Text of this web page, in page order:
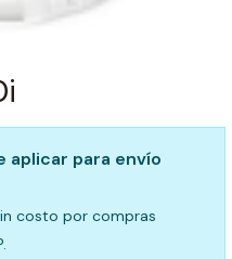
aplicar para envío
costo por compras